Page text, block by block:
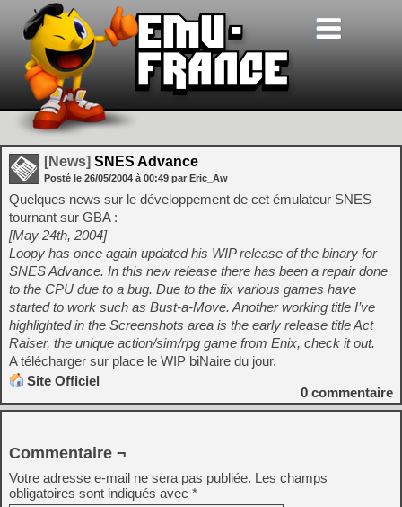
[News] SNES Advance
Posté le 26/05/2004 à 00:49 par Eric_Aw
Quelques news sur le développement de cet émulateur SNES
tournant sur GBA :
[May 24th, 2004]
Loopy has once again updated his WIP release of the binary for
SNES Advance. In this new release there has been a repair done
to the CPU due to a bug. Due to the fix various games have
started to work such as Bust-a-Move. Another working title I’ve
highlighted in the Screenshots area is the early release title Act
Raiser, the unique action/sim/rpg game from Enix, check it out.
A télécharger sur place le WIP biNaire du jour.
Site Officiel
0 commentaire
Commentaire ¬
Votre adresse e-mail ne sera pas publiée. Les champs
obligatoires sont indiqués avec *